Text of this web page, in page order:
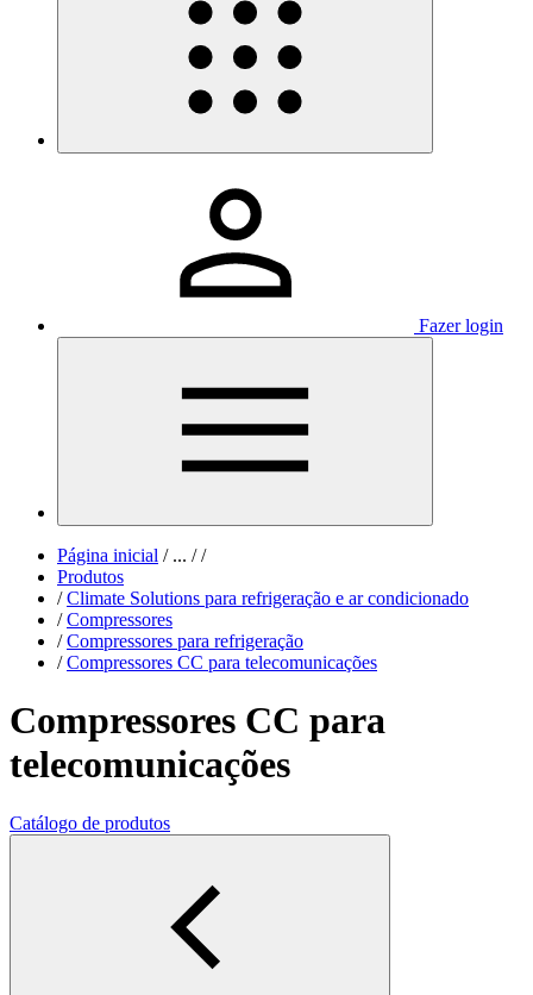
Fazer login
Página inicial /... / /
Produtos
/ Climate Solutions para refrigeração e ar condicionado
/ Compressores
/ Compressores para refrigeração
/ Compressores CC para telecomunicações
Compressores CC para
telecomunicações
Catálogo de produtos